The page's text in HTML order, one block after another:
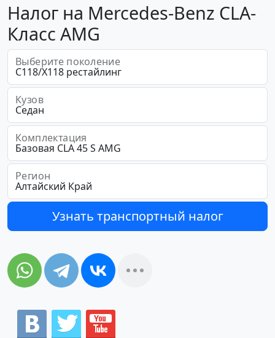
Налог на Mercedes-Benz CLA-
Класс AMG
Выберите поколение
Кузов
Комплектация
Регион